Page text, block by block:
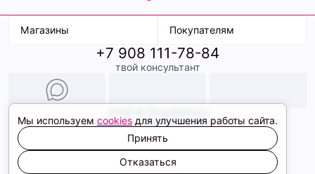
Магазины
ТК Терминал
ТРК Континент
Покупателям
Доставка
Условия оплаты
Образы
+7 908 111-78-84
твой консультант
Политика конфиденциальности
Соглашение cookie
Сайт создали
Мы используем cookies для улучшения работы сайта.
Принять
Отказаться